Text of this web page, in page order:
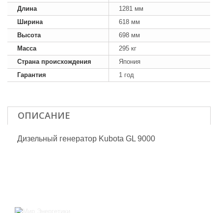
Длина
1281 мм
Ширина
618 мм
Высота
698 мм
Масса
295 кг
Страна происхождения
Япония
Гарантия
1 год
ОПИСАНИЕ
Дизельный генератор Kubota GL 9000